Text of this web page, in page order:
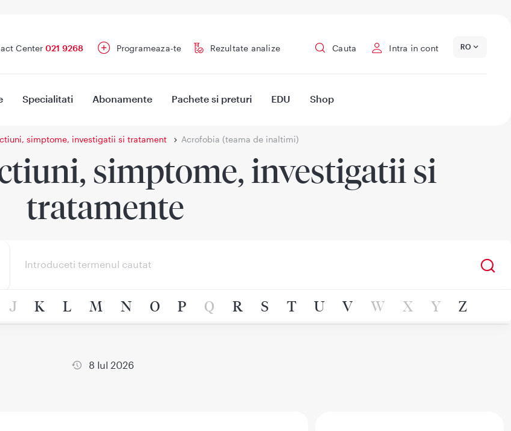
Center 021 9268 Programeaza-te Rezultate analize Cauta Intra in cont RO
Specialitati Abonamente Pachete si preturi EDU Shop
simptome, investigatii si tratament Acrofobia (teama de inaltimi)
simptome, investigatii si
tratamente
J K L M N O P Q R S T U V W X Y Z
8 Iul 2026